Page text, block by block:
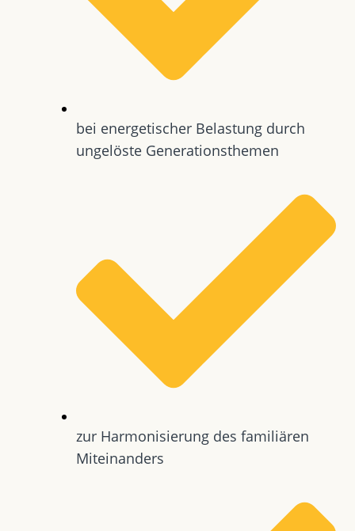
bei energetischer Belastung durch
ungelöste Generationsthemen
zur Harmonisierung des familiären
Miteinanders